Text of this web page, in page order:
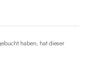
haben, hat dieser